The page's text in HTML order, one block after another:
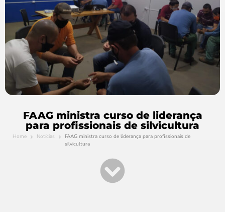
FAAG ministra curso de liderança
para profissionais de silvicultura
Home Notícias
FAAG ministra curso de liderança para profissionais de
silvicultura